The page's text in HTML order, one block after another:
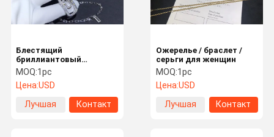
Ожерелье / браслет /
серьги для женщин
MOQ:1pc
Цена:USD
Лучшая
Контакт
Блестящий
бриллиантовый
ожерелье в 18 каратном
белом золоте
MOQ:1pc
Цена:USD
Лучшая
Контакт